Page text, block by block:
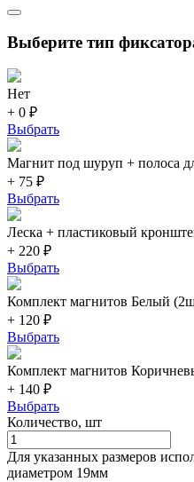
Выберите тип
Нет
+ 0 ₽
Выбрать
Магнит под шуруп + полоса
+ 75 ₽
Выбрать
Леска + пластиковый
+ 220 ₽
Выбрать
Комплект магнитов Белый
+ 120 ₽
Выбрать
Комплект магнитов
+ 140 ₽
Выбрать
Количество, шт
Для указанных размеров
диаметром 19мм